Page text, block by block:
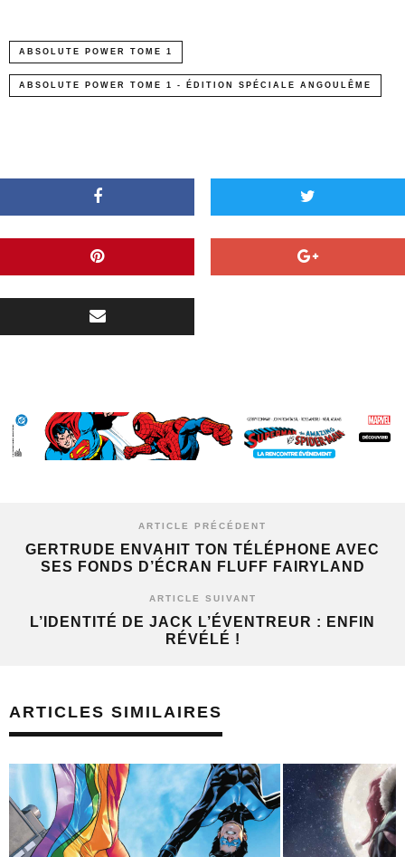
ABSOLUTE POWER TOME 1
ABSOLUTE POWER TOME 1 - ÉDITION SPÉCIALE ANGOULÊME
ARTICLE PRÉCÉDENT
GERTRUDE ENVAHIT TON TÉLÉPHONE AVEC
SES FONDS D’ÉCRAN FLUFF FAIRYLAND
ARTICLE SUIVANT
L’IDENTITÉ DE JACK L’ÉVENTREUR : ENFIN
RÉVÉLÉ !
ARTICLES SIMILAIRES